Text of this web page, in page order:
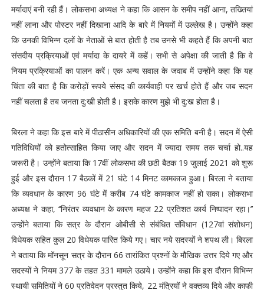
मर्यादाएं बनी रही हैं। लोकसभा अध्यक्ष ने कहा कि आसन के समीप नहीं आना, तख्तियां
नहीं लाना और पोस्टर नहीं दिखाना आदि के बारे में नियमों में उल्लेख है। उन्होंने कहा
कि उनकी विभिन्न दलों के नेताओं से बात होती है तब उनसे भी कहते हैं कि अपनी बात
संसदीय प्रक्रियाओं एवं मर्यादा के दायरे में कहें। सभी से अपेक्षा की जाती है कि वे
नियम प्रक्रियाओं का पालन करें। एक अन्य सवाल के जवाब में उन्होंने कहा कि यह
चिंता की बात है कि करोड़ों रूपये संसद की कार्यवाही पर खर्च होते हैं और जब सदन
नहीं चलता है तब जनता दु:खी होती है। इसके कारण मुझे भी दु:ख होता है।
बिरला ने कहा कि इस बारे में पीठासीन अधिकारियों की एक समिति बनी है। सदन में ऐसी
गतिविधियों को हतोत्साहित किया जाए और सदन में ज्यादा समय तक चर्चा हो..यह
जरूरी है। उन्होंने बताया कि 17वीं लोकसभा की छठी बैठक 19 जुलाई 2021 को शुरू
हुई और इस दौरान 17 बैठकों में 21 घंटे 14 मिनट कामकाज हुआ। बिरला ने बताया
कि व्यवधान के कारण 96 घंटे में करीब 74 घंटे कामकाज नहीं हो सका। लोकसभा
अध्यक्ष ने कहा, ‘‘निरंतर व्यवधान के कारण महज 22 प्रतिशत कार्य निष्पादन रहा।’’
उन्होंने बताया कि सत्र के दौरान ओबीसी से संबंधित संविधान (127वां संशोधन)
विधेयक सहित कुल 20 विधेयक पारित किये गए। चार नये सदस्यों ने शपथ ली। बिरला
ने बताया कि मॉनसून सत्र के दौरान 66 तारांकित प्रश्नों के मौखिक उत्तर दिये गए और
सदस्यों ने नियम 377 के तहत 331 मामले उठाये। उन्होंने कहा कि इस दौरान विभिन्न
स्थायी समितियों ने 60 प्रतिवेदन प्रस्तुत किये, 22 मंत्रियों ने वक्तव्य दिये और काफी